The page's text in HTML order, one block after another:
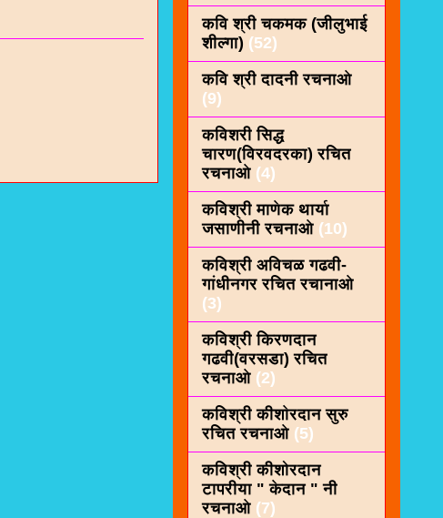
कवि श्री चकमक (जीलुभाई
शील्गा) (52)
कवि श्री दादनी रचनाओ
(9)
कविशरी सिद्ध
चारण(विरवदरका) रचित
रचनाओ (4)
कविश्री माणेक थार्या
जसाणीनी रचनाओ (10)
कविश्री अविचळ गढवी-
गांधीनगर रचित रचानाओ
(3)
कविश्री किरणदान
गढवी(वरसडा) रचित
रचनाओ (2)
कविश्री कीशाेरदान सुरु
रचित रचनाओ (5)
कविश्री कीशोरदान
टापरीया " केदान " नी
रचनाओ (7)